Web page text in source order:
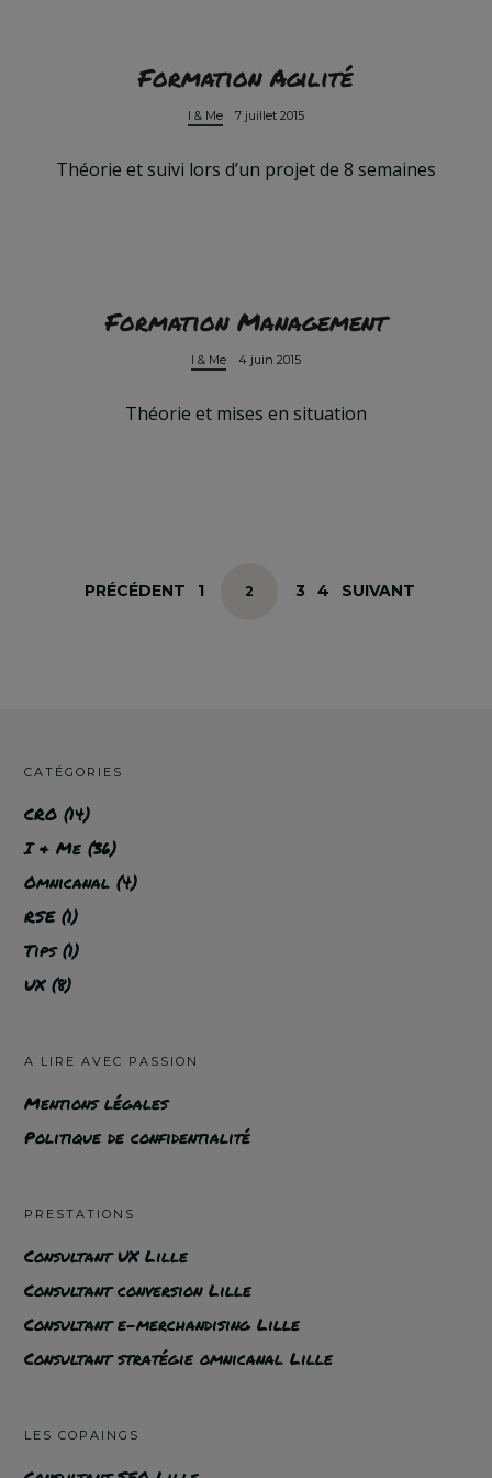
Formation Agilité
I & Me 7 juillet 2015
Théorie et suivi lors d’un projet de 8 semaines
Formation Management
I & Me 4 juin 2015
Théorie et mises en situation
navigation
PRÉCÉDENT PAGE
1 PAGE
2 PAGE
3 PAGE
4 SUIVANT
CATÉGORIES
CRO (14)
I & Me (36)
Omnicanal (4)
RSE(1)
Tips(1)
UX(8)
A LIRE AVEC PASSION
Mentions légales
Politique de confidentialité
PRESTATIONS
Consultant UX Lille
Consultant conversion Lille
Consultant e-merchandising Lille
Consultant stratégie omnicanal Lille
LES COPAINGS